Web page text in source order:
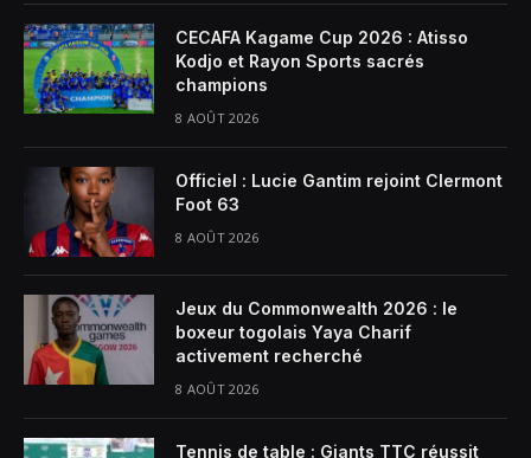
CECAFA Kagame Cup 2026 : Atisso
Kodjo et Rayon Sports sacrés
champions
8 AOÛT 2026
Officiel : Lucie Gantim rejoint Clermont
Foot 63
8 AOÛT 2026
Jeux du Commonwealth 2026 : le
boxeur togolais Yaya Charif
activement recherché
8 AOÛT 2026
Tennis de table : Giants TTC réussit